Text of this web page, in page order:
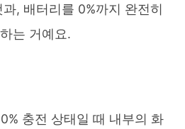
, 배터리를 0%까지 완전히
는 거예요.
충전 상태일 때 내부의 화